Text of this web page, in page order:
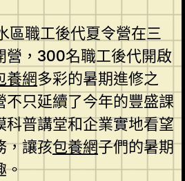
區職工後代夏令營在三
營，300名職工後代開啟
養網多彩的暑期進修之
不只延續了今年的豐盛課
普講堂和企業實地看望
，讓孩包養網子們的暑期
。